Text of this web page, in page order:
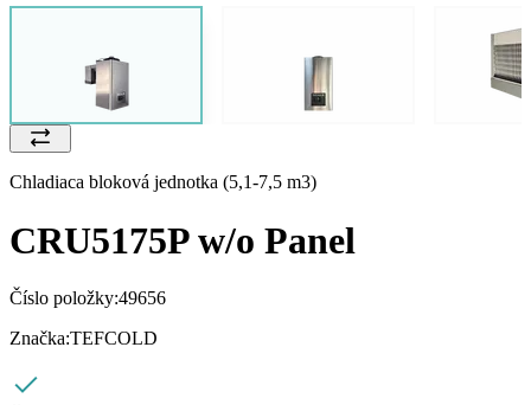
Chladiaca bloková jednotka (5,1-7,5 m3)
CRU5175P w/o Panel
Číslo položky:49656
Značka:TEFCOLD